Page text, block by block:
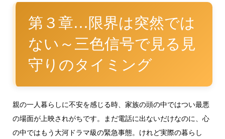
第３章…限界は突然では
ない～三色信号で見る見
守りのタイミング
親の一人暮らしに不安を感じる時、家族の頭の中ではつい最悪
の場面が上映されがちです。まだ電話に出ないだけなのに、心
の中ではもう大河ドラマ級の緊急事態。けれど実際の暮らし